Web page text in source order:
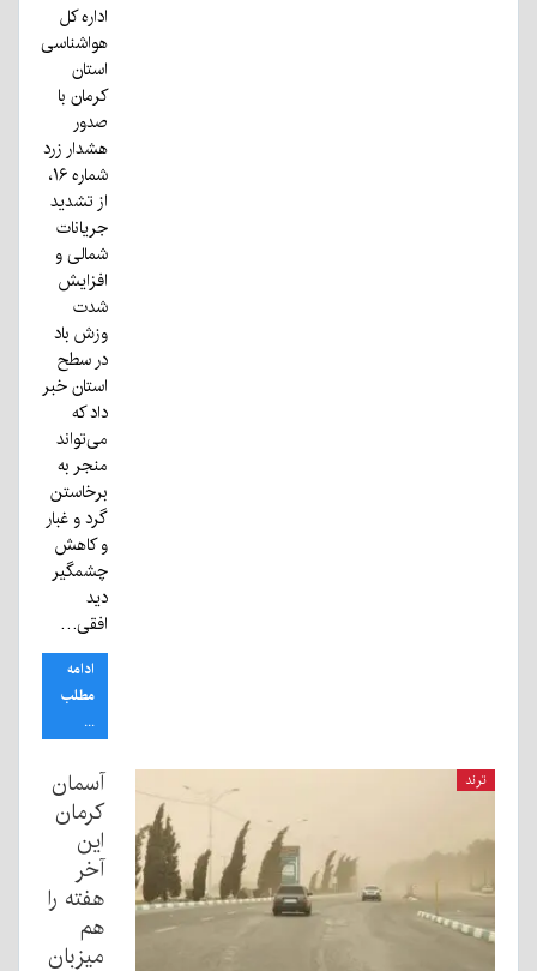
اداره کل
هواشناسی
استان
کرمان با
صدور
هشدار زرد
شماره ۱۶،
از تشدید
جریانات
شمالی و
افزایش
شدت
وزش باد
در سطح
استان خبر
داد که
می‌تواند
منجر به
برخاستن
گرد و غبار
و کاهش
چشمگیر
دید
افقی…
ادامه
مطلب
...
ترند
آسمان
کرمان
این
آخر
هفته را
هم
میزبان